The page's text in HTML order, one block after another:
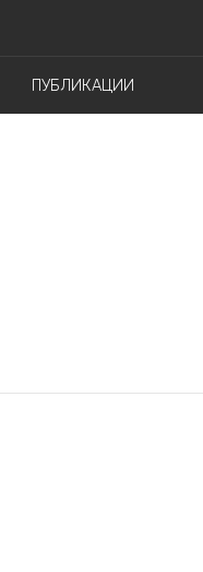
ПУБЛИКАЦИИ